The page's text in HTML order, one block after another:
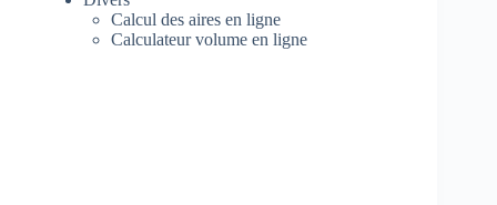
Calcul des aires en ligne
Calculateur volume en ligne